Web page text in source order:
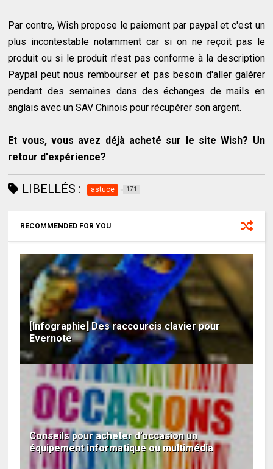
Par contre, Wish propose le paiement par paypal et c'est un
plus incontestable notamment car si on ne reçoit pas le
produit ou si le produit n'est pas conforme à la description
Paypal peut nous rembourser et pas besoin d'aller galérer
pendant des semaines dans des échanges de mails en
anglais avec un SAV Chinois pour récupérer son argent.
Et vous, vous avez déjà acheté sur le site Wish? Un
retour d'expérience?
LIBELLÉS : astuce 171
RECOMMENDED FOR YOU
[Infographie] Des raccourcis clavier pour
Evernote
Conseils pour acheter d’occasion un
équipement informatique ou multimédia